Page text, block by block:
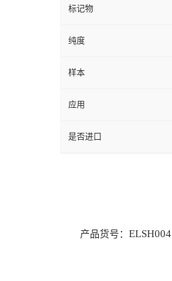
标记物
纯度
样本
应用
是否进口
产品货号： ELSH004